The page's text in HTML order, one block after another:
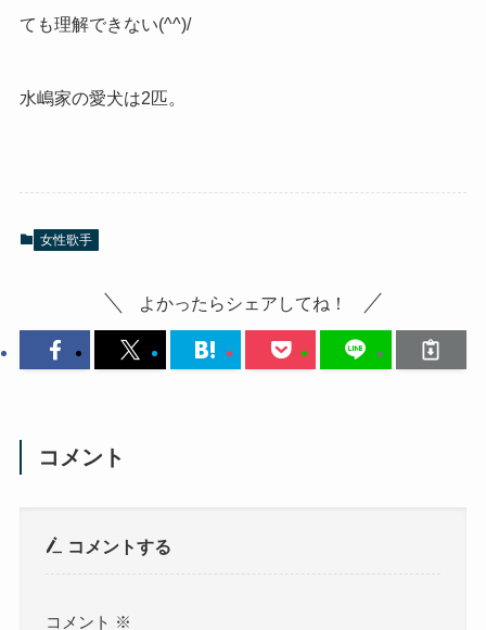
ても理解できない(^^)/
水嶋家の愛犬は2匹。
女性歌手
よかったらシェアしてね！
コメント
コメントする
コメント ※